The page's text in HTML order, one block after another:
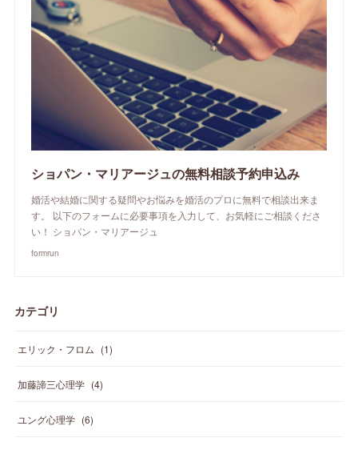
ショパン・マリアージュの無料相談予約申込み
婚活や結婚に関する疑問やお悩みを婚活のプロに無料で相談出来ま
す。 以下のフォームに必要事項を入力して、お気軽にご相談くださ
い！ ショパン・マリアージュ
formrun
カテゴリ
エリック・フロム (1)
加藤諦三心理学 (4)
ユング心理学 (6)